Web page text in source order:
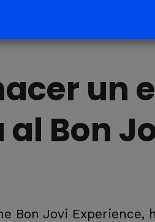
un
Bon
Bon Jovi Experience,